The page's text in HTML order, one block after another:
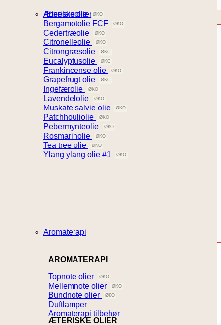
Æteriske olier
Appelsinolie
Bergamotolie FCF
Cedertræolie
Citronelleolie
Citrongræsolie
Eucalyptusolie
Frankincense olie
Grapefrugt olie
Ingefærolie
Lavendelolie
Muskatelsalvie olie
Patchhouliolie
Pebermynteolie
Rosmarinolie
Tea tree olie
Ylang ylang olie #1
Aromaterapi
AROMATERAPI
Topnote olier
Mellemnote olier
Bundnote olier
Duftlamper
Aromaterapi tilbehør
ÆTERISKE OLIER